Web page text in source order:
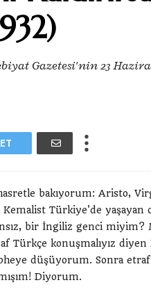
Gazetesi'nin 23
bakıyorum: Aristo,
Türkiye'de yaşayan
bir İngiliz genci miyim?
Türkçe konuşmalıyız diyen
düşüyorum. Sonra
Diyorum.